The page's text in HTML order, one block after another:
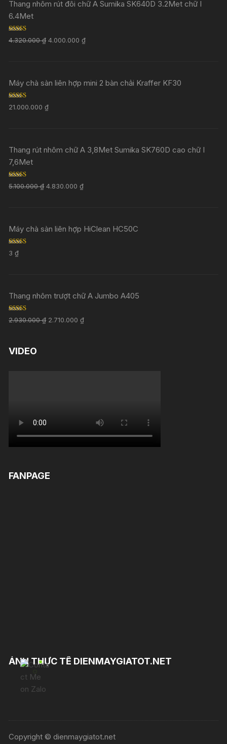
Thang nhôm rút đôi chữ A Sumika SK640D 3.2Met chữ I
6.4Met
Rated 5.00
out of 5
4.320.000₫ 4.000.000₫
Máy chà sàn liên hợp mini 2 bàn chải Kraffer KF30
Rated5.00
out of 5
21.000.000₫
Thang rút nhôm chữ A 3,8Met Sumika SK760D cao chữ I
7,6Met
Rated5.00
out of 5
5.100.000₫ 4.830.000₫
Máy chà sàn liên hợp HiClean HC50C
Rated
out of 5
3₫
Thang nhôm trượt chữ A Jumbo A405
Rated 5.00
out of 5
2.930.000₫ 2.710.000₫
VIDEO
FANPAGE
ẢNH THỰC TẾ DIENMAYGIATOT.NET
Copyright © dienmaygiatot.net